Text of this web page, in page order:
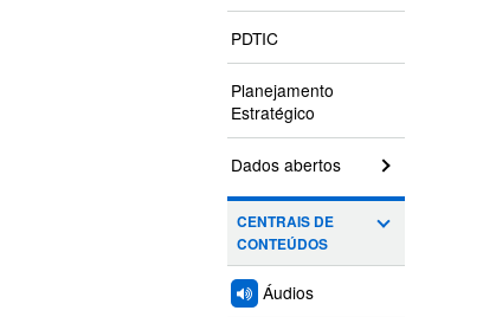
PDTIC
Planejamento
Estratégico
Dados abertos
CENTRAIS DE
CONTEÚDOS
Áudios